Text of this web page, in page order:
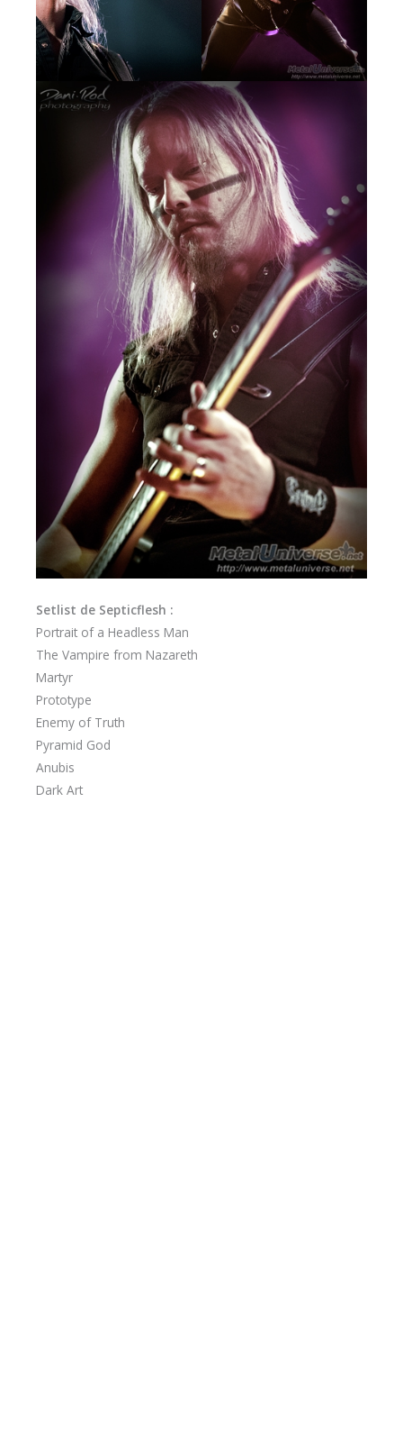
Setlist de Septicflesh :
Portrait of a Headless Man
The Vampire from Nazareth
Martyr
Prototype
Enemy of Truth
Pyramid God
Anubis
Dark Art